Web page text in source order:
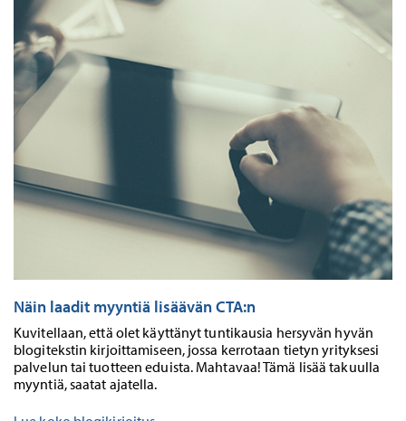
Näin laadit myyntiä lisäävän CTA:n
Kuvitellaan, että olet käyttänyt tuntikausia hersyvän hyvän
blogitekstin kirjoittamiseen, jossa kerrotaan tietyn yrityksesi
palvelun tai tuotteen eduista. Mahtavaa! Tämä lisää takuulla
myyntiä, saatat ajatella.